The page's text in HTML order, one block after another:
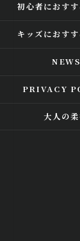
初心者におす
キッズにおす
NEWS
PRIVACY
大人の